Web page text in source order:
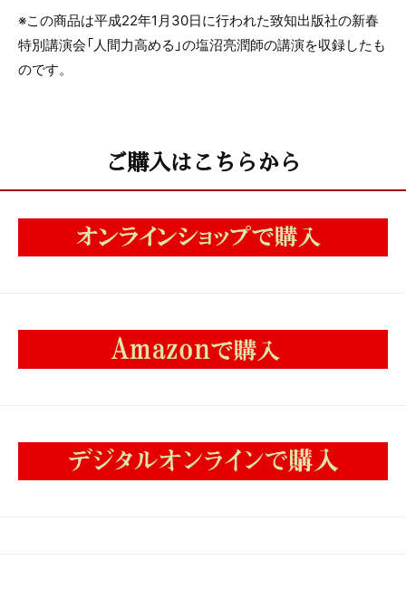
※この商品は平成22年1月30日に行われた致知出版社の新春
特別講演会「人間力高める」の塩沼亮潤師の講演を収録したも
のです。
ご購入はこちらから